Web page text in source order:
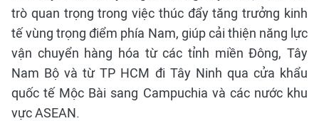
trò quan trọng trong việc thúc đẩy tăng trưởng kinh
tế vùng trọng điểm phía Nam, giúp cải thiện năng lực
vận chuyển hàng hóa từ các tỉnh miền Đông, Tây
Nam Bộ và từ TP HCM đi Tây Ninh qua cửa khẩu
quốc tế Mộc Bài sang Campuchia và các nước khu
vực ASEAN.